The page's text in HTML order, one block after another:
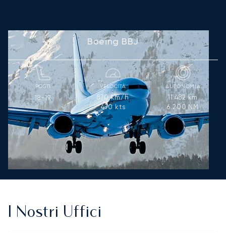
Boeing BBJ
POSTI
18-19
VELOCITÀ
870km/h
470kts
AUTONOMIA
11.482 km
6.200 NM
I Nostri Uffici